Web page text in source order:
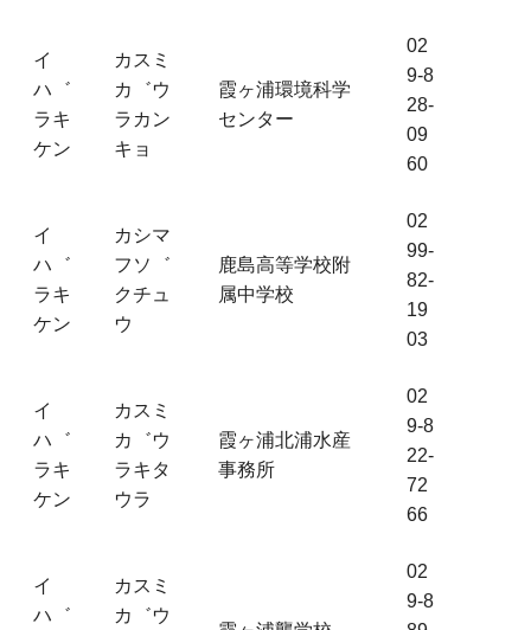
イ
ハ゛
ラキ
ケン
カスミ
カ゛ウ
ラカン
キョ
霞ヶ浦環境科学
センター
02
9-8
28-
09
60
イ
ハ゛
ラキ
ケン
カシマ
フソ゛
クチュ
ウ
鹿島高等学校附
属中学校
02
99-
82-
19
03
イ
ハ゛
ラキ
ケン
カスミ
カ゛ウ
ラキタ
ウラ
霞ヶ浦北浦水産
事務所
02
9-8
22-
72
66
イ
ハ゛
カスミ
カ゛ウ
02
9-8